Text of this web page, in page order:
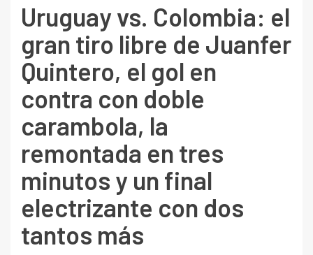
Uruguay vs. Colombia: el
gran tiro libre de Juanfer
Quintero, el gol en
contra con doble
carambola, la
remontada en tres
minutos y un final
electrizante con dos
tantos más